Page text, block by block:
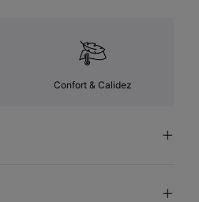
Confort & Calidez